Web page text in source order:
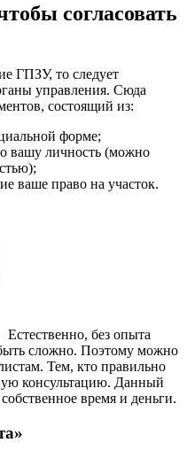
согласовать
ГПЗУ, то следует
управления. Сюда
состоящий из:
форме;
вашу личность (можно
ваше право на участок.
Естественно, без опыта
сложно. Поэтому можно
Тем, кто правильно
консультацию. Данный
время и деньги.